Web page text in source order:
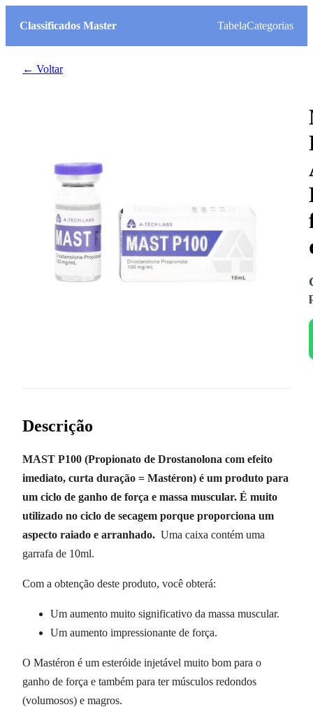
Classificados Master TabelaCategorias
← Voltar
Descrição
MAST P100 (Propionato de Drostanolona com efeito
imediato, curta duração = Mastéron) é um produto para
um ciclo de ganho de força e massa muscular. É muito
utilizado no ciclo de secagem porque proporciona um
aspecto raiado e arranhado. Uma caixa contém uma
garrafa de 10ml.
Com a obtenção deste produto, você obterá:
Um aumento muito significativo da massa muscular.
Um aumento impressionante de força.
O Mastéron é um esteróide injetável muito bom para o
ganho de força e também para ter músculos redondos
(volumosos) e magros.